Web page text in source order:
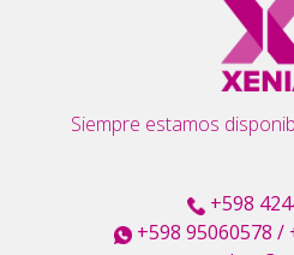
Siempre estamos
+598
+598 95060578 /